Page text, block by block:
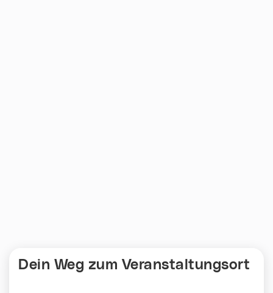
Dein Weg zum Veranstaltungsort